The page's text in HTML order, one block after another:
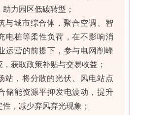
力园区低碳转型；
与城市综合体，聚合空调、智
电桩等柔性负荷，在不影响消
运营的前提下，参与电网削峰
获取政策补贴与交易收益；
站，将分散的光伏、风电站点
储能资源平抑发电波动，提升
，减少弃风弃光现象；